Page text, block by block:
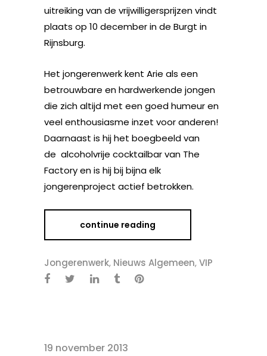
uitreiking van de vrijwilligersprijzen vindt
plaats op 10 december in de Burgt in
Rijnsburg.
Het jongerenwerk kent Arie als een
betrouwbare en hardwerkende jongen
die zich altijd met een goed humeur en
veel enthousiasme inzet voor anderen!
Daarnaast is hij het boegbeeld van
de alcoholvrije cocktailbar van The
Factory en is hij bij bijna elk
jongerenproject actief betrokken.
continue reading
Jongerenwerk, Nieuws Algemeen,VIP
19 november 2013